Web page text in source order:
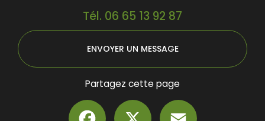
Tél. 06 65 13 92 87
ENVOYER UN MESSAGE
Partagez cette page
Facebook